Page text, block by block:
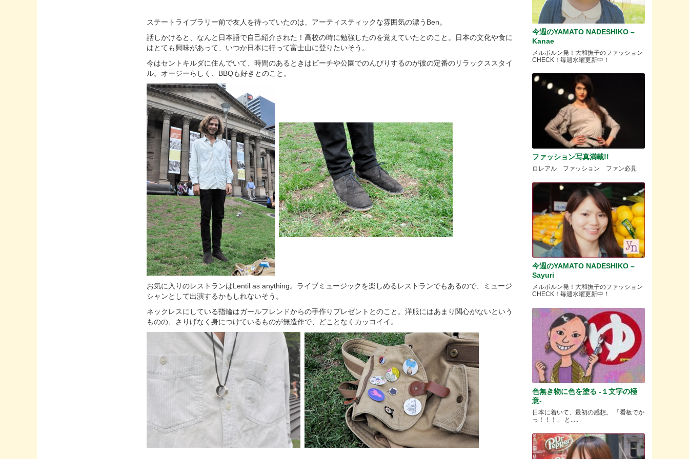
ステートライブラリー前で友人を待っていたのは、アーティスティックな雰囲気の漂うBen。
話しかけると、なんと日本語で自己紹介された！高校の時に勉強したのを覚えていたとのこと。日本の文化や食に
はとても興味があって、いつか日本に行って富士山に登りたいそう。
今はセントキルダに住んでいて、時間のあるときはビーチや公園でのんびりするのが彼の定番のリラックススタイ
ル。オージーらしく、BBQも好きとのこと。
お気に入りのレストランはLentil as anything。ライブミュージックを楽しめるレストランでもあるので、ミュージ
シャンとして出演するかもしれないそう。
ネックレスにしている指輪はガールフレンドからの手作りプレゼントとのこと。洋服にはあまり関心がないという
ものの、さりげなく身につけているものが無造作で、どことなくカッコイイ。
今週のYAMATO NADESHIKO –
Kanae
メルボルン発！大和撫子のファッション
CHECK！毎週水曜更新中！
ファッション写真満載!!
ロレアル ファッション ファン必見
今週のYAMATO NADESHIKO –
Sayuri
メルボルン発！大和撫子のファッション
CHECK！毎週水曜更新中！
色無き物に色を塗る -１文字の極
意-
日本に着いて、最初の感想。 「看板でか
っ！！！」 と.....